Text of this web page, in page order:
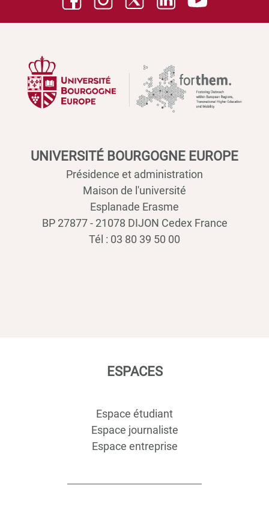
UNIVERSITÉ BOURGOGNE EUROPE
Présidence et administration
Maison de l'université
Esplanade Erasme
BP 27877 - 21078 DIJON Cedex France
Tél : 03 80 39 50 00
ESPACES
Espace étudiant
Espace journaliste
Espace entreprise